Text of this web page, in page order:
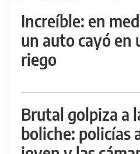
Increíble: en
un auto cayó en
riego
Brutal golpiza a
boliche: policías